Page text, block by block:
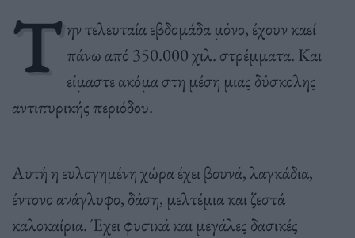
Τ ην τελευταία εβδομάδα μόνο, έχουν καεί
πάνω από 350.000 χιλ. στρέμματα. Και
είμαστε ακόμα στη μέση μιας δύσκολης
αντιπυρικής περιόδου.
Αυτή η ευλογημένη χώρα έχει βουνά, λαγκάδια,
έντονο ανάγλυφο, δάση, μελτέμια και ζεστά
καλοκαίρια. Έχει φυσικά και μεγάλες δασικές